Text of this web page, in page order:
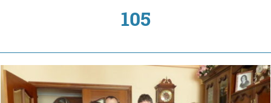
105